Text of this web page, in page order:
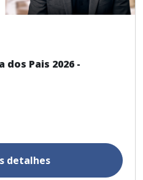
dos Pais 2026 -
detalhes